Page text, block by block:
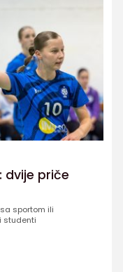
dvije priče
sportom ili
studenti